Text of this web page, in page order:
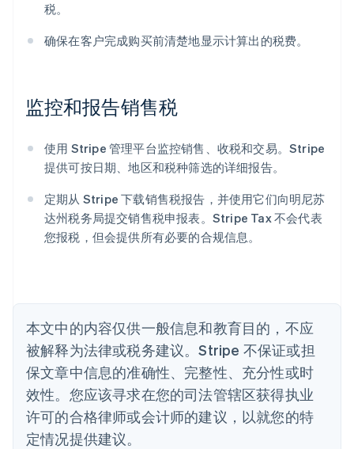
税。
确保在客户完成购买前清楚地显示计算出的税费。
监控和报告销售税
使用 Stripe 管理平台监控销售、收税和交易。Stripe
提供可按日期、地区和税种筛选的详细报告。
定期从 Stripe 下载销售税报告，并使用它们向明尼苏
达州税务局提交销售税申报表。Stripe Tax 不会代表
您报税，但会提供所有必要的合规信息。
本文中的内容仅供一般信息和教育目的，不应
被解释为法律或税务建议。Stripe 不保证或担
保文章中信息的准确性、完整性、充分性或时
效性。您应该寻求在您的司法管辖区获得执业
许可的合格律师或会计师的建议，以就您的特
定情况提供建议。
爱尔兰
爱沙尼亚
English
奥地利
澳大利亚
English
巴西
比利时
波兰
English
丹麦
English
德国
Deutsch English
法国
FrançaisEnglish